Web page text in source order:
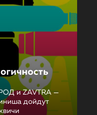
и ZAVTRA —
дойдут